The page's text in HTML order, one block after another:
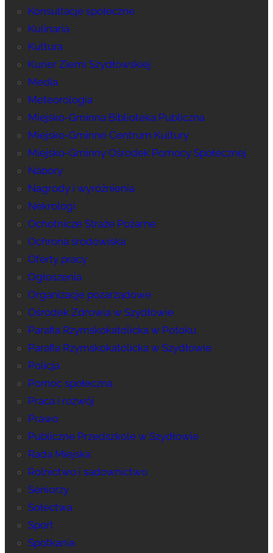
Konsultacje społeczne
Kulinaria
Kultura
Kurier Ziemi Szydłowskiej
Media
Meteorologia
Miejsko-Gminna Biblioteka Publiczna
Miejsko-Gminne Centrum Kultury
Miejsko-Gminny Ośrodek Pomocy Społecznej
Nabory
Nagrody i wyróżnienia
Nekrologi
Ochotnicze Straże Pożarne
Ochrona środowiska
Oferty pracy
Ogłoszenia
Organizacje pozarządowe
Ośrodek Zdrowia w Szydłowie
Parafia Rzymskokatolicka w Potoku
Parafia Rzymskokatolicka w Szydłowie
Policja
Pomoc społeczna
Praca i rozwój
Prawo
Publiczne Przedszkole w Szydłowie
Rada Miejska
Rolnictwo i sadownictwo
Seniorzy
Sołectwa
Sport
Spotkania